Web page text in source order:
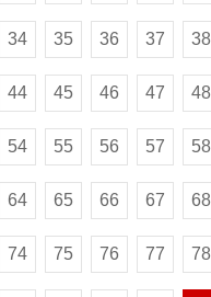
34 35 36 37 38
44 45 46 47 48
54 55 56 57 58
64 65 66 67 68
74 75 76 77 78